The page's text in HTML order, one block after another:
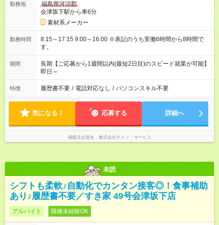
勤務地
福島県河沼郡
会津坂下駅から車6分
素材系メーカー
勤務時間
8:15～17:15 9:00～16:00 ※表記のうち実働6時間から8時間で
す。
期間
長期【ご応募から1週間以内(最短2日目)のスピード就業が可能】
即日～
特徴 履歴書不要 / 電話対応なし / パソコンスキル不要
気になる！ 応募する 詳細へ
掲載元企業名 株式会社テクノ・サービス
未読
シフトも柔軟♪自動化でカンタン接客◎！食事補助
あり♪履歴書不要／すき家 49号会津坂下店
アルバイト 職種未経験OK